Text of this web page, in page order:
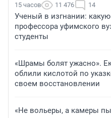
15 часов 11 476 14
Ученый в изгнании:
профессора уфимского
студенты
«Шрамы болят ужасно».
облили кислотой по
своем восстановлении
«Не вольеры, а камеры